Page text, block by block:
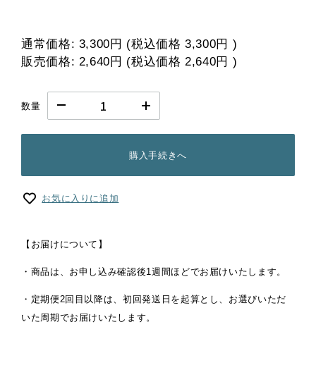
通常価格: 3,300円 (税込価格3,300円 )
販売価格: 2,640円 (税込価格2,640円 )
数量
購入手続きへ
お気に入りに追加
【お届けについて】
・商品は、お申し込み確認後1週間ほどでお届けいたします。
・定期便2回目以降は、初回発送日を起算とし、お選びいただ
いた周期でお届けいたします。